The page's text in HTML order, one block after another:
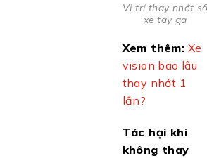
Vị trí thay nhớt số
xe tay ga
Xem thêm: Xe
vision bao lâu
thay nhớt 1
lần?
Tác hại khi
không thay